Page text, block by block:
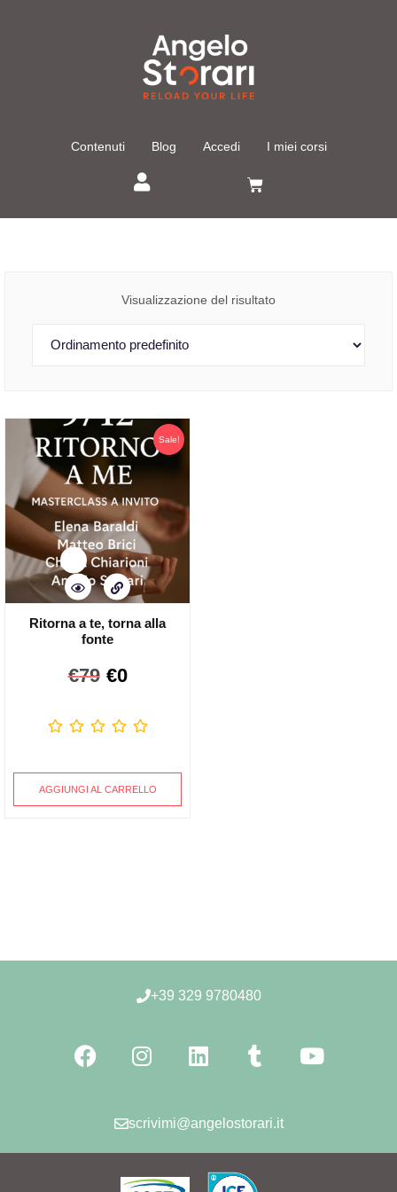
Contenuti Blog Accedi I miei corsi
Visualizzazione del risultato
Ritorna a te, torna alla
fonte
€79 €0
AGGIUNGI AL CARRELLO
Sale!
+39 329 9780480​
scrivimi@angelostorari.it